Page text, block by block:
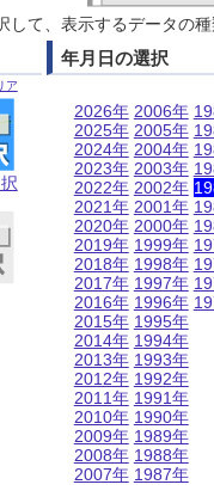
して、表示するデータの
ア
年月日の選択
2026年
2025年
2024年
2023年
2022年
2021年
2020年
2019年
2018年
2017年
2016年
2015年
2014年
2013年
2012年
2011年
2010年
2009年
2008年
2007年
2006年
2005年
2004年
2003年
2002年
2001年
2000年
1999年
1998年
1997年
1996年
1995年
1994年
1993年
1992年
1991年
1990年
1989年
1988年
1987年